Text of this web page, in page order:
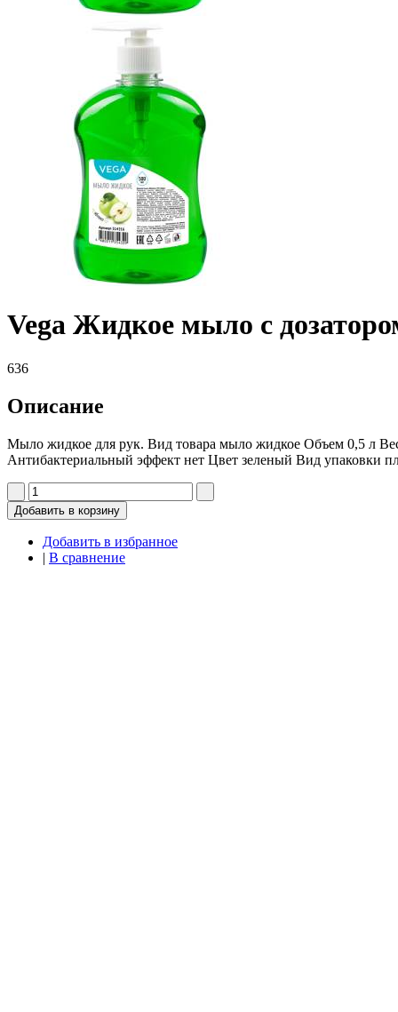
Vega Жидкое мыло с
636
Описание
Мыло жидкое для рук. Вид товара мыло жидкое Объем 0,5 л
Антибактериальный эффект нет Цвет зеленый Вид упаковки
Добавить в корзину
Добавить в избранное
| В сравнение